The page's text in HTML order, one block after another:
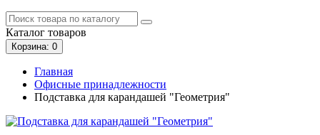
Каталог товаров
Корзина: 0
Главная
Офисные принадлежности
Подставка для карандашей "Геометрия"